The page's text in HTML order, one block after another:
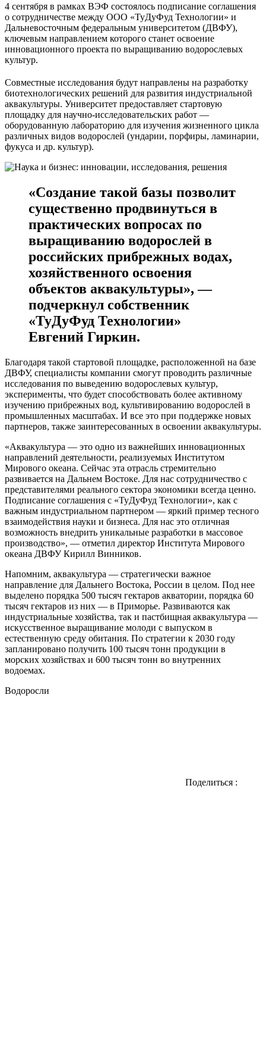
4 сентября в рамках ВЭФ состоялось подписание соглашения
о сотрудничестве между ООО «ТуДуФуд Технологии» и
Дальневосточным федеральным университетом (ДВФУ),
ключевым направлением которого станет освоение
инновационного проекта по выращиванию водорослевых
культур.
Совместные исследования будут направлены на разработку
биотехнологических решений для развития индустриальной
аквакультуры. Университет предоставляет стартовую
площадку для научно-исследовательских работ —
оборудованную лабораторию для изучения жизненного цикла
различных видов водорослей (ундарии, порфиры, ламинарии,
фукуса и др. культур).
«Создание такой базы позволит
существенно продвинуться в
практических вопросах по
выращиванию водорослей в
российских прибрежных водах,
хозяйственного освоения
объектов аквакультуры», —
подчеркнул собственник
«ТуДуФуд Технологии»
Евгений Гиркин.
Благодаря такой стартовой площадке, расположенной на базе
ДВФУ, специалисты компании смогут проводить различные
исследования по выведению водорослевых культур,
эксперименты, что будет способствовать более активному
изучению прибрежных вод, культивированию водорослей в
промышленных масштабах. И все это при поддержке новых
партнеров, также заинтересованных в освоении аквакультуры.
«Аквакультура — это одно из важнейших инновационных
направлений деятельности, реализуемых Институтом
Мирового океана. Сейчас эта отрасль стремительно
развивается на Дальнем Востоке. Для нас сотрудничество с
представителями реального сектора экономики всегда ценно.
Подписание соглашения с «ТуДуФуд Технологии», как с
важным индустриальном партнером — яркий пример тесного
взаимодействия науки и бизнеса. Для нас это отличная
возможность внедрить уникальные разработки в массовое
производство», — отметил директор Института Мирового
океана ДВФУ Кирилл Винников.
Напомним, аквакультура — стратегически важное
направление для Дальнего Востока, России в целом. Под нее
выделено порядка 500 тысяч гектаров акватории, порядка 60
тысяч гектаров из них — в Приморье. Развиваются как
индустриальные хозяйства, так и пастбищная аквакультура —
искусственное выращивание молоди с выпуском в
естественную среду обитания. По стратегии к 2030 году
запланировано получить 100 тысяч тонн продукции в
морских хозяйствах и 600 тысяч тонн во внутренних
водоемах.
Водоросли
Поделиться :